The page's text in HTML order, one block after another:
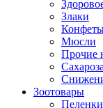
Злаки
Мюсли
Прочие
Зоотовары